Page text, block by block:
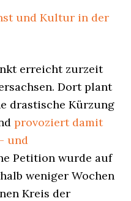
und Kultur in der
erreicht zurzeit
Dort plant
drastische Kürzung
provoziert damit
und
Petition wurde auf
weniger Wochen
Kreis der